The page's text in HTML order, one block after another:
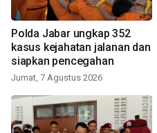
Polda Jabar ungkap 352
kasus kejahatan jalanan dan
siapkan pencegahan
Jumat, 7 Agustus 2026